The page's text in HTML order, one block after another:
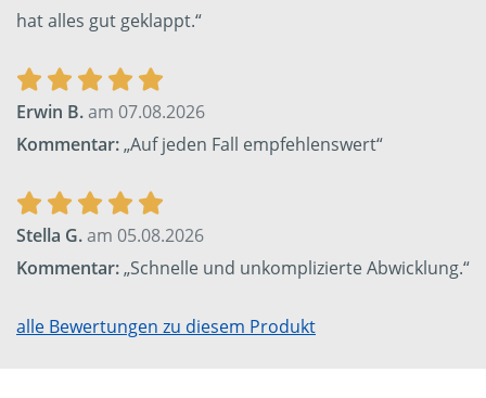
hat alles gut geklappt.“
Erwin B.am 07.08.2026
Kommentar:„Auf jeden Fall empfehlenswert“
Stella G.am 05.08.2026
Kommentar:„Schnelle und unkomplizierte Abwicklung.“
alle Bewertungen zu diesem Produkt